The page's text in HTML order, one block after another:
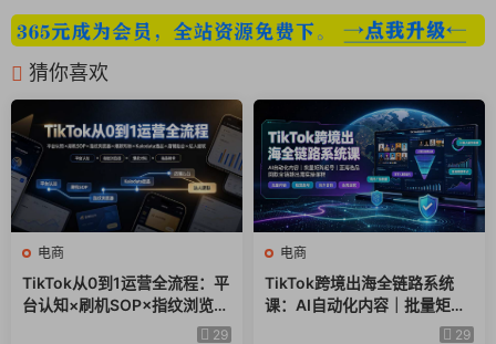
猜你喜欢
电商
TikTok从0到1运营全流程：平
台认知×刷机SOP×指纹浏览器
×爆款对标×Kalodata选品×店
29
电商
TikTok跨境出海全链路系统
课：AI自动化内容｜批量矩阵
起号｜蓝海选品回款全链路出
29